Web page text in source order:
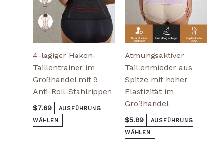
4-lagiger Haken-
Taillentrainer im
Großhandel mit 9
Anti-Roll-Stahlrippen
$7.69
AUSFÜHRUNG
WÄHLEN
der
Produktseite
gewählt
werden
Atmungsaktiver
Taillenmieder aus
Spitze mit hoher
Elastizität im
Großhandel
$5.89
AUSFÜHRUNG
WÄHLEN
der
Produktseite
gewählt
werden